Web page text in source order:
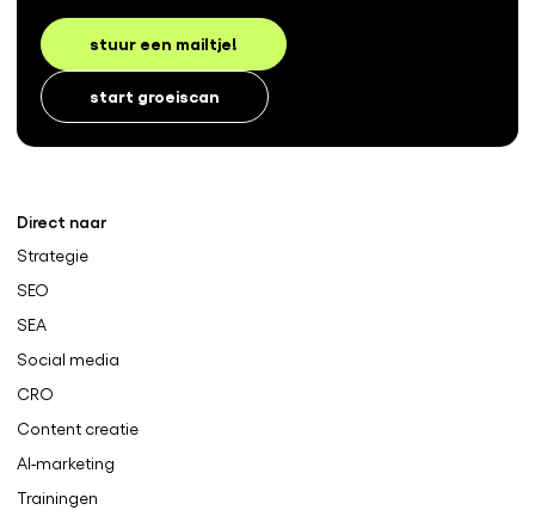
stuur een mailtje!
start groeiscan
Direct naar
Strategie
SEO
SEA
Social media
CRO
Content creatie
AI-marketing
Trainingen